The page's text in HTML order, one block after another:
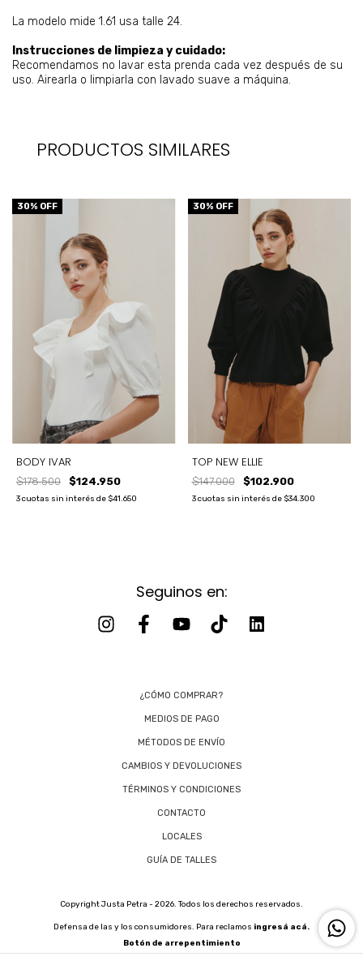
La modelo mide 1.61 usa talle 24.
Instrucciones de limpieza y cuidado:
Recomendamos no lavar esta prenda cada vez después de su
uso. Airearla o limpiarla con lavado suave a máquina.
PRODUCTOS SIMILARES
30% OFF
BODY IVAR
$178.500 $124.950
3cuotas sin interés de $41.650
30% OFF
TOP NEW ELLIE
$147.000 $102.900
3 cuotas sin interés de $34.300
Seguinos en:
¿CÓMO COMPRAR?
MEDIOS DE PAGO
MÉTODOS DE ENVÍO
CAMBIOS Y DEVOLUCIONES
TÉRMINOS Y CONDICIONES
CONTACTO
LOCALES
GUÍA DE TALLES
Copyright Justa Petra - 2026. Todos los derechos reservados.
Defensa de las y los consumidores. Para reclamos ingresá acá.
Botón de arrepentimiento